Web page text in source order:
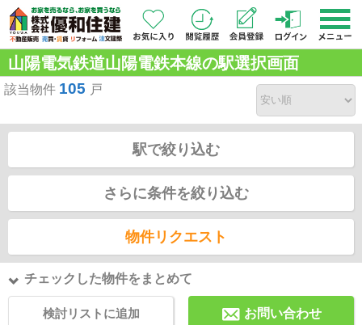
山陽電気鉄道山陽電鉄本線の駅選択画面
該当物件 105 戸
駅で絞り込む
さらに条件を絞り込む
物件リクエスト
チェックした物件をまとめて
検討リストに追加 お問い合わせ